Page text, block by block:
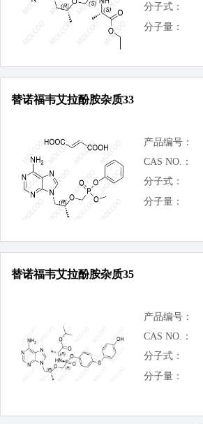
分子式：
分子量：
替诺福韦艾拉酚胺杂质33
产品编号：
CAS NO.：
分子式：
分子量：
替诺福韦艾拉酚胺杂质35
产品编号：
CAS NO.：
分子式：
分子量：